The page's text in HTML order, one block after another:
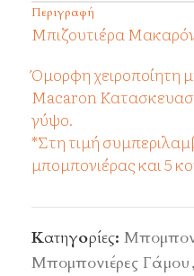
Περιγραφή
Μπιζουτιέρα
Όμορφη χειροποίητη
Macaron
γύψο.
*Στη τιμή
μπομπονιέρας και 5
Κατηγορίες:
Μπομπονιέρες Γάμου,